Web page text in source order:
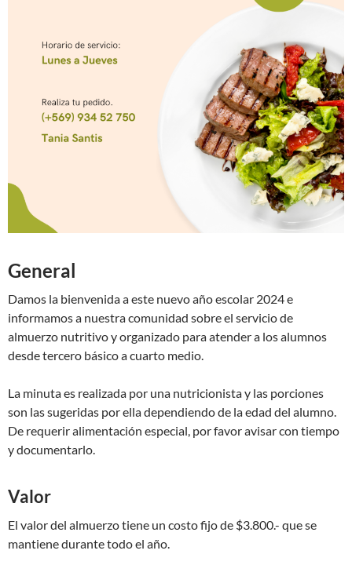
General
Damos la bienvenida a este nuevo año escolar 2024 e
informamos a nuestra comunidad sobre el servicio de
almuerzo nutritivo y organizado para atender a los alumnos
desde tercero básico a cuarto medio.
La minuta es realizada por una nutricionista y las porciones
son las sugeridas por ella dependiendo de la edad del alumno.
De requerir alimentación especial, por favor avisar con tiempo
y documentarlo.
Valor
El valor del almuerzo tiene un costo fijo de $3.800.- que se
mantiene durante todo el año.